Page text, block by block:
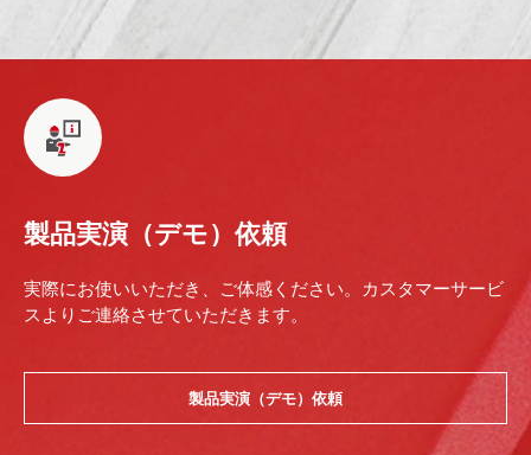
製品実演（デモ）依頼
実際にお使いいただき、ご体感ください。カスタマーサービ
スよりご連絡させていただきます。
製品実演（デモ）依頼